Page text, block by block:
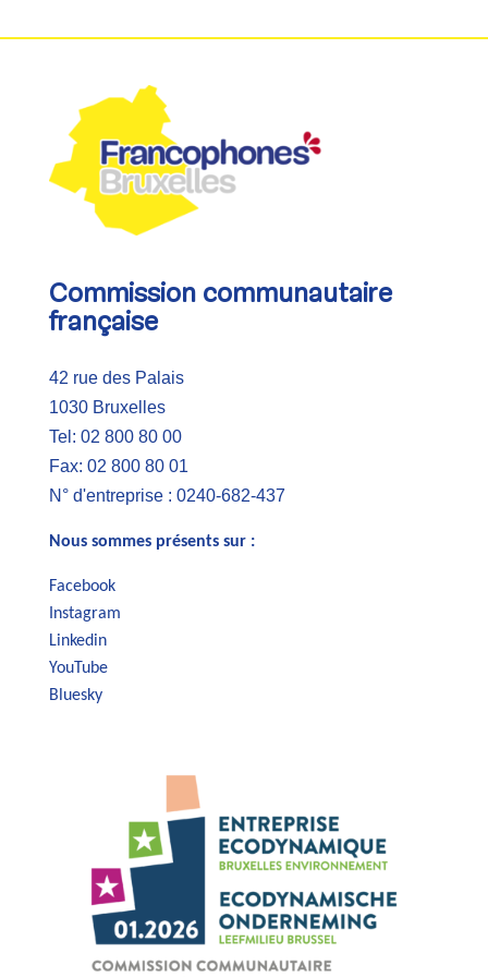
Commission communautaire
française
42 rue des Palais
1030 Bruxelles
Tel: 02 800 80 00
Fax: 02 800 80 01
N° d'entreprise : 0240-682-437
Nous sommes présents sur :
Facebook
Instagram
Linkedin
YouTube
Bluesky